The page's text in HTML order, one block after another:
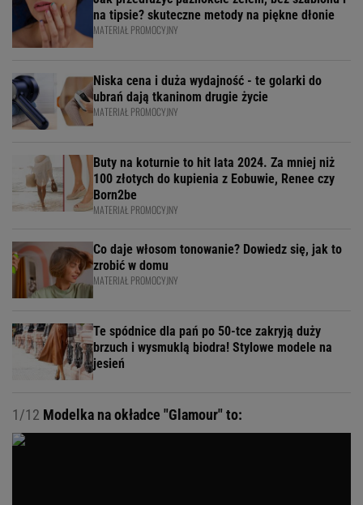
na tipsie? skuteczne metody na piękne dłonie
MATERIAŁ PROMOCYJNY
Niska cena i duża wydajność - te golarki do
ubrań dają tkaninom drugie życie
MATERIAŁ PROMOCYJNY
Buty na koturnie to hit lata 2024. Za mniej niż
100 złotych do kupienia z Eobuwie, Renee czy
Born2be
MATERIAŁ PROMOCYJNY
Co daje włosom tonowanie? Dowiedz się, jak to
zrobić w domu
MATERIAŁ PROMOCYJNY
Te spódnice dla pań po 50-tce zakryją duży
brzuch i wysmuklą biodra! Stylowe modele na
jesień
1/12 Modelka na okładce "Glamour" to: